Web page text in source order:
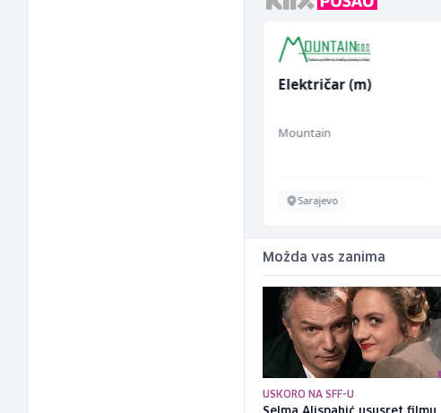
Električar (m)
Mountain
Sarajevo
Možda vas zanima
USKORO NA SFF-U